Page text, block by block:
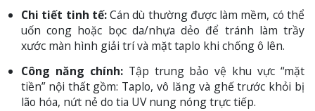
Chi tiết tinh tế:Cán dù thường được làm mềm, có thể
uốn cong hoặc bọc da/nhựa dẻo để tránh làm trầy
xước màn hình giải trí và mặt taplo khi chống ô lên.
Công năng chính:Tập trung bảo vệ khu vực “mặt
tiền” nội thất gồm: Taplo, vô lăng và ghế trước khỏi bị
lão hóa, nứt nẻ do tia UV nung nóng trực tiếp.